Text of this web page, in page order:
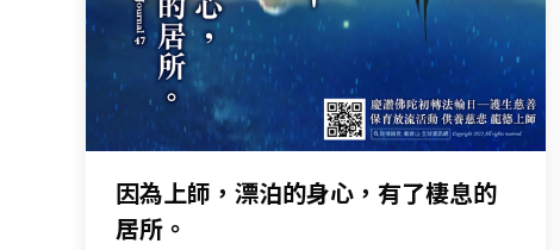
因為上師，漂泊的身心，有了棲息的
居所。